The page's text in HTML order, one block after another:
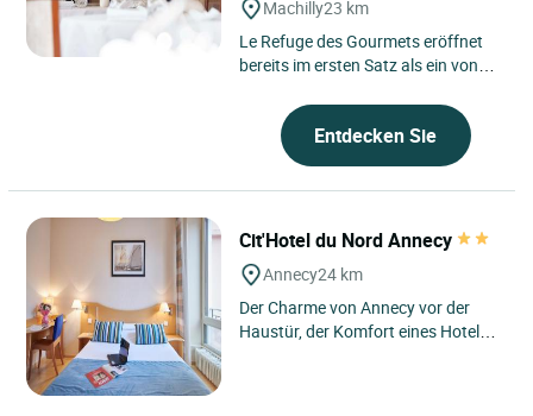
Machilly23 km
Le Refuge des Gourmets eröffnet
bereits im ersten Satz als ein von
gelegen in Machilly...
Entdecken Sie
Cit'Hotel du Nord Annecy
Annecy24 km
Der Charme von Annecy vor der
Haustür, der Komfort eines Hotels,